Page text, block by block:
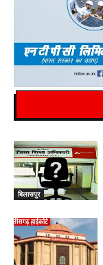
बिलासपुर